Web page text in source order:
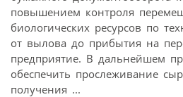
повышением контроля
биологических ресурсов по
от вылова до прибытия на
предприятие. В дальнейшем
обеспечить прослеживание
получения ...